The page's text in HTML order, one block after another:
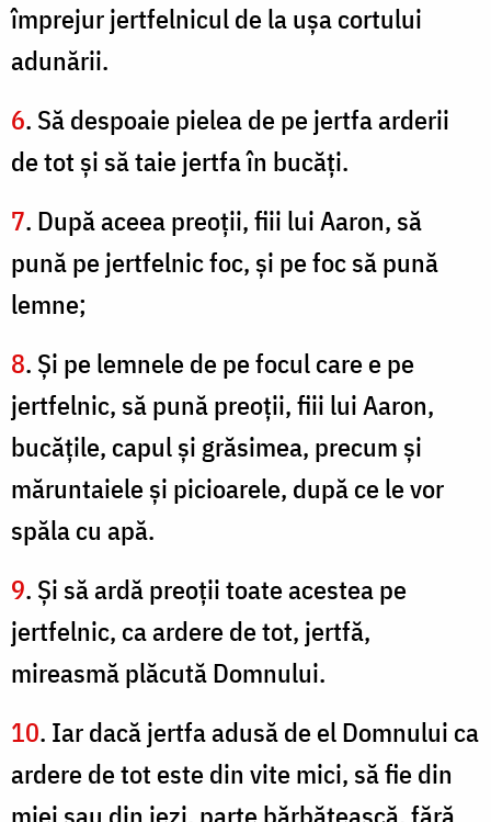
împrejur jertfelnicul de la uşa cortului
adunării.
6. Să despoaie pielea de pe jertfa arderii
de tot şi să taie jertfa în bucăţi.
7. După aceea preoţii, fiii lui Aaron, să
pună pe jertfelnic foc, şi pe foc să pună
lemne;
8. Şi pe lemnele de pe focul care e pe
jertfelnic, să pună preoţii, fiii lui Aaron,
bucăţile, capul şi grăsimea, precum şi
măruntaiele şi picioarele, după ce le vor
spăla cu apă.
9. Şi să ardă preoţii toate acestea pe
jertfelnic, ca ardere de tot, jertfă,
mireasmă plăcută Domnului.
10. Iar dacă jertfa adusă de el Domnului ca
ardere de tot este din vite mici, să fie din